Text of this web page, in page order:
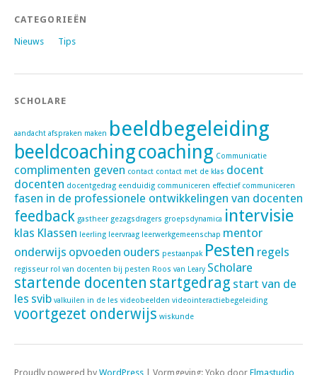
CATEGORIEËN
Nieuws Tips
SCHOLARE
aandacht afspraken maken beeldbegeleiding
beeldcoachingcoaching Communicatie
complimenten geven contact contact met de klas docent
docenten docentgedrag eenduidig communiceren effectief communiceren
fasen in de professionele ontwikkelingen van docenten
feedback gastheer gezagsdragers groepsdynamica intervisie
klas Klassen leerling leervraag leerwerkgemeenschap mentor
onderwijs opvoeden ouders pestaanpak Pesten regels
regisseur rol van docenten bij pesten Roos van Leary Scholare
startende docenten startgedrag start van de
les svib valkuilen in de les videobeelden videointeractiebegeleiding
voortgezet onderwijs wiskunde
Proudly powered by WordPress Vormgeving: Yoko door Elmastudio